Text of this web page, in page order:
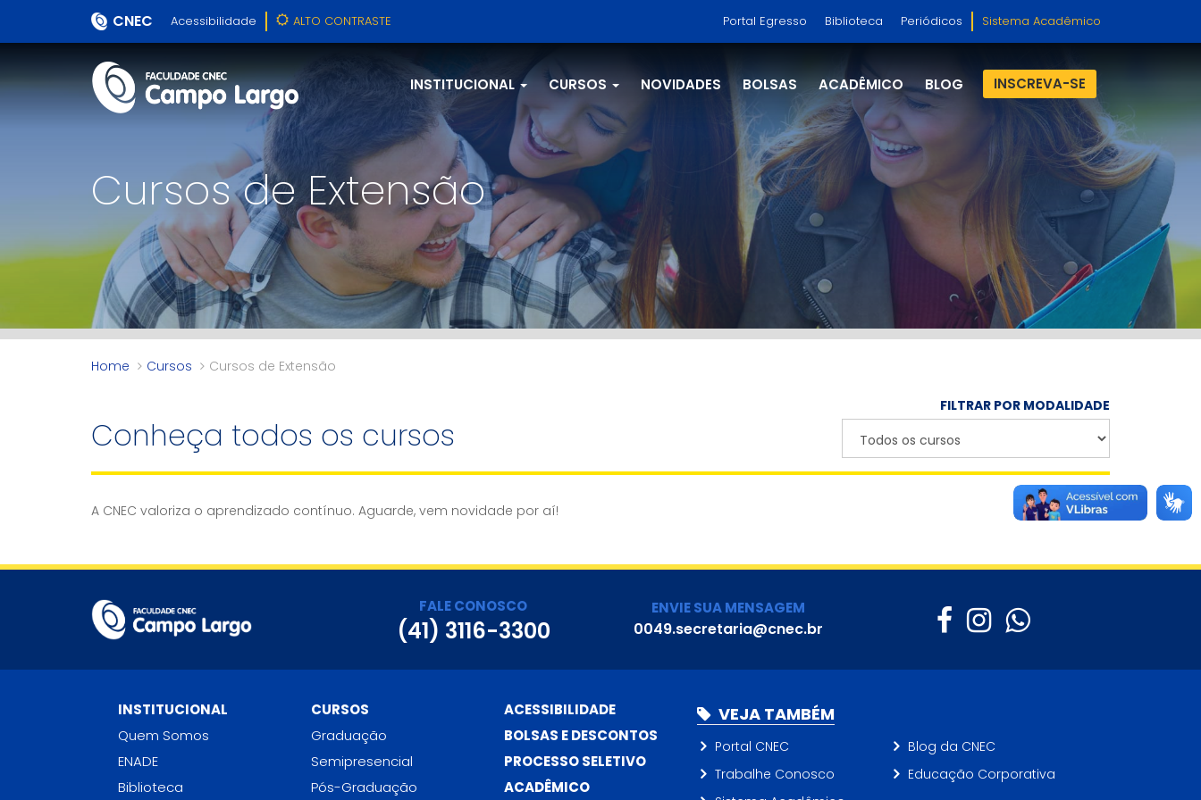
CNEC Acessibilidade ALTO CONTRASTE Portal Egresso Biblioteca Periódicos Sistema Acadêmico
INSTITUCIONAL CURSOS NOVIDADES BOLSAS ACADÊMICO BLOG INSCREVA-SE
Cursos de Extensão
Home Cursos Cursos de Extensão
Conheça todos os cursos
FILTRAR POR MODALIDADE
A CNEC valoriza o aprendizado contínuo. Aguarde, vem novidade por aí!
FALE CONOSCO
(41) 3116-3300
ENVIE SUA MENSAGEM
0049.secretaria@cnec.br
INSTITUCIONAL
Quem Somos
ENADE
Biblioteca
CURSOS
Graduação
Semipresencial
Pós-Graduação
ACESSIBILIDADE
BOLSAS E DESCONTOS
PROCESSO SELETIVO
ACADÊMICO
VEJA TAMBÉM
Portal CNEC
Blog da CNEC
Trabalhe Conosco
Educação Corporativa